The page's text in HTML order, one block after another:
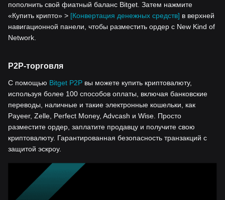
пополнить свой фиатный баланс Bitget. Затем нажмите
«Купить крипто» > [Конвертация денежных средств] в верхней
навигационной панели, чтобы разместить ордер с New Kind of
Network.
P2P-торговля
С помощью Bitget P2P вы можете купить криптовалюту,
используя более 100 способов оплаты, включая банковские
переводы, наличные и такие электронные кошельки, как
Payeer, Zelle, Perfect Money, Advcash и Wise. Просто
разместите ордер, заплатите продавцу и получите свою
криптовалюту. Гарантированная безопасность транзакций с
защитой эскроу.